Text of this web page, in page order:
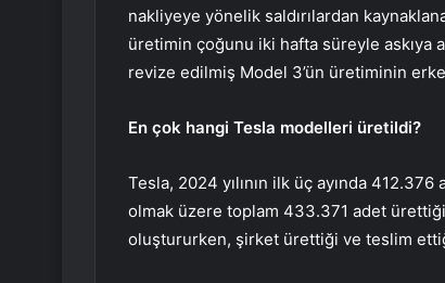
nakliyeye yönelik saldırılardan
üretimin çoğunu iki hafta süreyle askıya
revize edilmiş Model 3’ün üretiminin
En çok hangi Tesla modelleri üretildi?
Tesla, 2024 yılının ilk üç ayında
olmak üzere toplam 433.371 adet
oluştururken, şirket ürettiği ve teslim